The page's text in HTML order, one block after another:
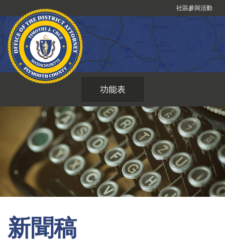
到
內
社區參與活動
功能表
新聞稿